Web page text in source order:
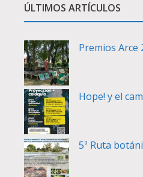
ÚLTIMOS ARTÍCULOS
Premios Arce
Hope! y el
5ª Ruta